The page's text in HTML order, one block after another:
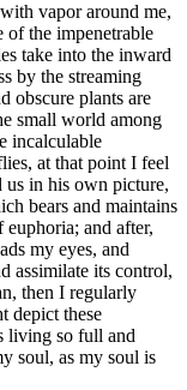
vapor around me,
of the impenetrable
take into the inward
by the streaming
obscure plants are
small world among
incalculable
at that point I feel
us in his own picture,
bears and maintains
and after,
my eyes, and
assimilate its control,
then I regularly
depict these
living so full and
soul, as my soul is